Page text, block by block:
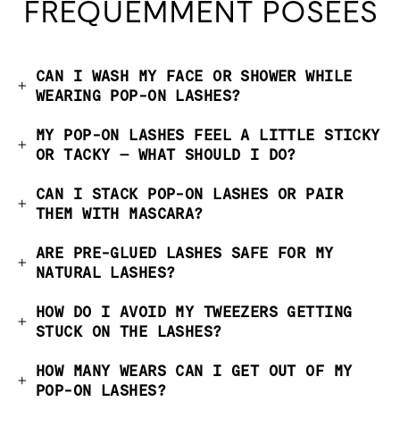
FRÉQUEMMENT POSÉES
CAN I WASH MY FACE OR SHOWER WHILE
WEARING POP-ON LASHES?
MY POP-ON LASHES FEEL A LITTLE STICKY
OR TACKY — WHAT SHOULD I DO?
CAN I STACK POP-ON LASHES OR PAIR
THEM WITH MASCARA?
ARE PRE-GLUED LASHES SAFE FOR MY
NATURAL LASHES?
HOW DO I AVOID MY TWEEZERS GETTING
STUCK ON THE LASHES?
HOW MANY WEARS CAN I GET OUT OF MY
POP-ON LASHES?